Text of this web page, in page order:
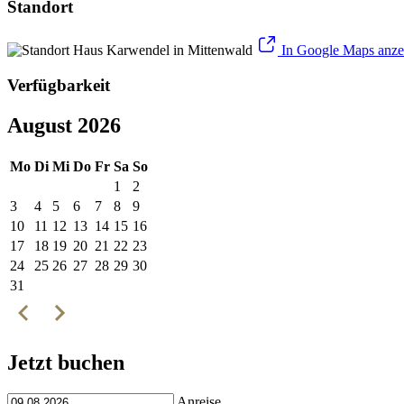
Standort
In Google Maps
Verfügbarkeit
August 2026
Mo Di Mi Do Fr Sa So
1
2
3
4 5 6 7 8
9
10
11 12 13 14 15 16
17
18 19 20 21 22 23
24
25 26 27 28 29 30
31
Jetzt buchen